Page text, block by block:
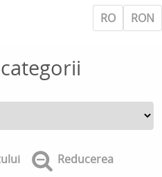
RO RON
Reducerea